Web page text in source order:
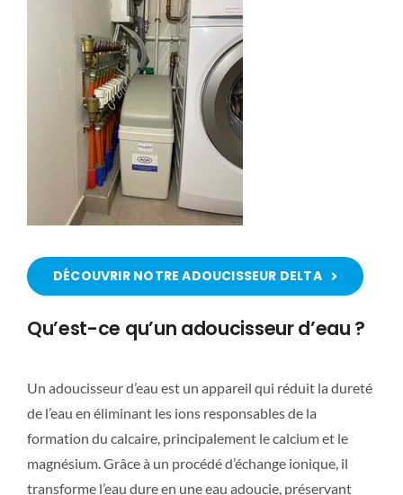
DÉCOUVRIR NOTRE ADOUCISSEUR DELTA
Qu’est-ce qu’un adoucisseur d’eau ?
Un adoucisseur d’eau est un appareil qui réduit la dureté
de l’eau en éliminant les ions responsables de la
formation du calcaire, principalement le calcium et le
magnésium. Grâce à un procédé d’échange ionique, il
transforme l’eau dure en une eau adoucie, préservant